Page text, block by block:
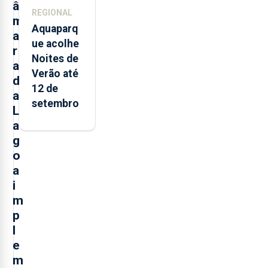
â
m
a
r
a
d
a
L
a
g
o
a
i
m
p
l
e
m
REGIONAL
Aquaparq
ue acolhe
Noites de
Verão até
12 de
setembro